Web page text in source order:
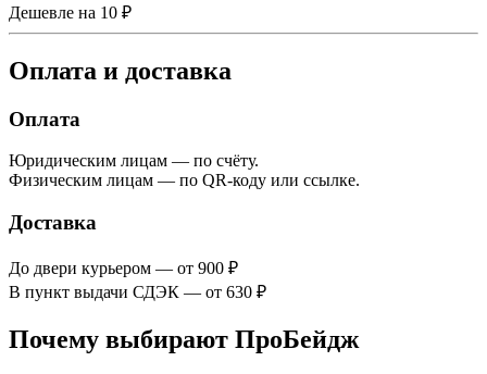
Дешевле на 10 ₽
Оплата и доставка
Оплата
Юридическим лицам — по счёту.
Физическим лицам — по QR-коду или ссылке.
Доставка
До двери курьером — от 900 ₽
В пункт выдачи СДЭК — от 630 ₽
Почему выбирают ПроБейдж